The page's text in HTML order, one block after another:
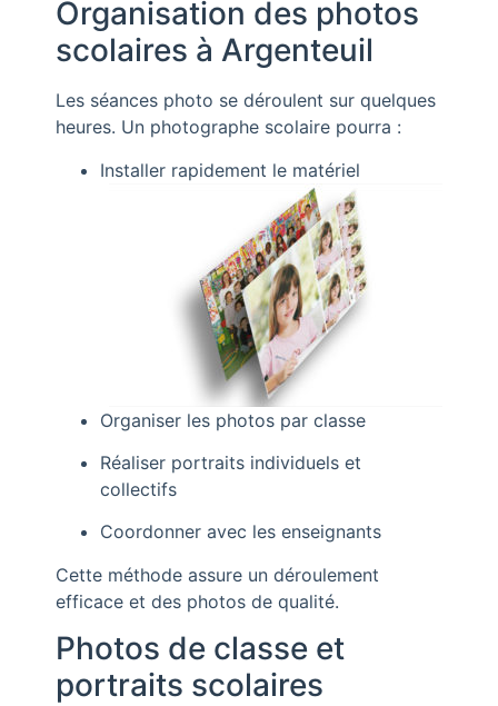
Organisation des photos
scolaires à Argenteuil
Les séances photo se déroulent sur quelques
heures. Un photographe scolaire pourra :
Installer rapidement le matériel
Organiser les photos par classe
Réaliser portraits individuels et
collectifs
Coordonner avec les enseignants
Cette méthode assure un déroulement
efficace et des photos de qualité.
Photos de classe et
portraits scolaires